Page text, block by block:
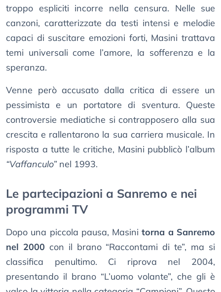
troppo espliciti incorre nella censura. Nelle sue
canzoni, caratterizzate da testi intensi e melodie
capaci di suscitare emozioni forti, Masini trattava
temi universali come l’amore, la sofferenza e la
speranza.
Venne però accusato dalla critica di essere un
pessimista e un portatore di sventura. Queste
controversie mediatiche si contrapposero alla sua
crescita e rallentarono la sua carriera musicale. In
risposta a tutte le critiche, Masini pubblicò l’album
“Vaffanculo”nel 1993.
Le partecipazioni a Sanremo e nei
programmi TV
Dopo una piccola pausa, Masinitorna a Sanremo
nel 2000 con il brano “Raccontami di te”, ma si
classifica penultimo. Ci riprova nel 2004,
presentando il brano “L’uomo volante”, che gli è